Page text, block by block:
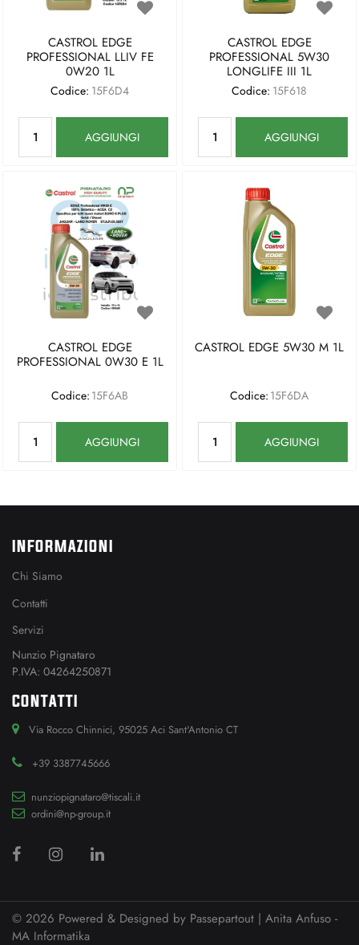
CASTROL EDGE
PROFESSIONAL LLIV FE
0W20 1L
Codice: 15F6D4
AGGIUNGI
CASTROL EDGE
PROFESSIONAL 5W30
LONGLIFE III 1L
Codice: 15F618
AGGIUNGI
CASTROL EDGE
PROFESSIONAL 0W30 E 1L
Codice: 15F6AB
AGGIUNGI
CASTROL EDGE 5W30 M 1L
Codice: 15F6DA
AGGIUNGI
INFORMAZIONI
Chi Siamo
Contatti
Servizi
Nunzio Pignataro
P.IVA: 04264250871
CONTATTI
Via Rocco Chinnici, 95025 Aci Sant'Antonio CT
+39 3387745666
nunziopignataro@tiscali.it
ordini@np-group.it
© 2026 Powered & Designed by Passepartout | Anita Anfuso -
MA Informatika